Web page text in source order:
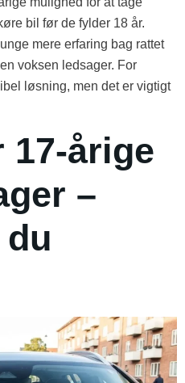
bil før de fylder 18 år.
mere erfaring bag rattet
voksen ledsager. For
løsning, men det er vigtigt
17-årige
–